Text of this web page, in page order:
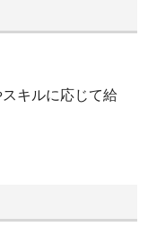
キルに応じて給